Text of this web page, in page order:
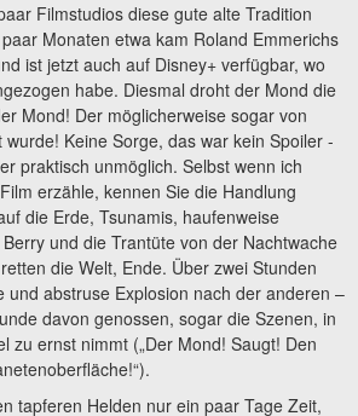
Filmstudios diese gute alte Tradition
Monaten etwa kam Roland Emmerichs
ist jetzt auch auf Disney+ verfügbar, wo
habe. Diesmal droht der Mond die
Mond! Der möglicherweise sogar von
Keine Sorge, das war kein Spoiler -
praktisch unmöglich. Selbst wenn ich
erzähle, kennen Sie die Handlung
die Erde, Tsunamis, haufenweise
und die Trantüte von der Nachtwache
retten die Welt, Ende. Über zwei Stunden
und abstruse Explosion nach der anderen –
davon genossen, sogar die Szenen, in
zu ernst nimmt („Der Mond! Saugt! Den
tapferen Helden nur ein paar Tage Zeit,